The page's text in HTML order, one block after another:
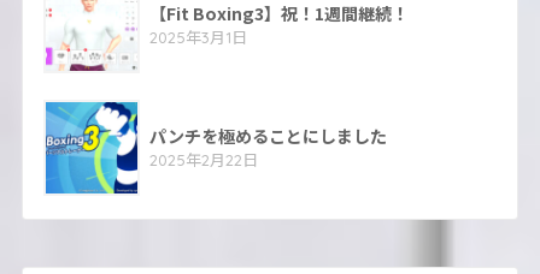
【Fit Boxing3】祝！1週間継続！
2025年3月1日
パンチを極めることにしました
2025年2月22日